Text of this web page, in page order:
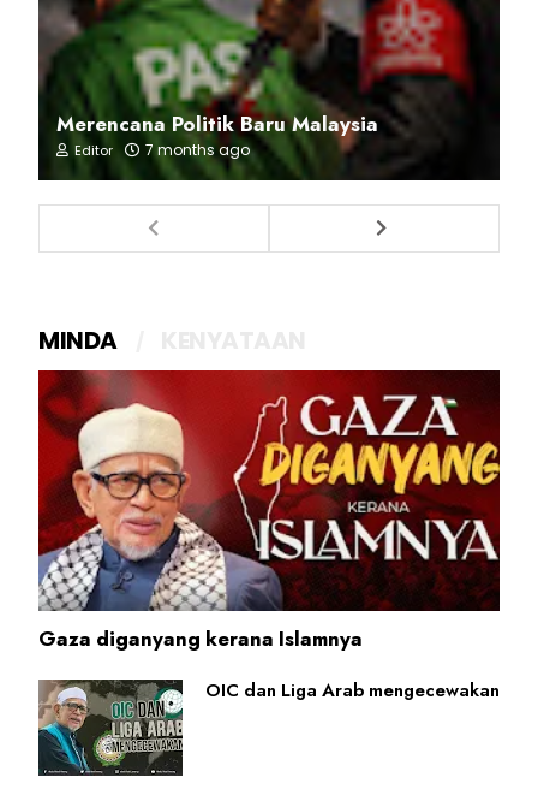
Merencana Politik Baru Malaysia
Editor 7 months ago
MINDA
Gaza diganyang kerana Islamnya
OIC dan Liga Arab mengecewakan